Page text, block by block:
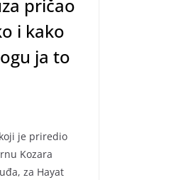
pričao
i kako
ja to
je priredio
Kozara
za Hayat